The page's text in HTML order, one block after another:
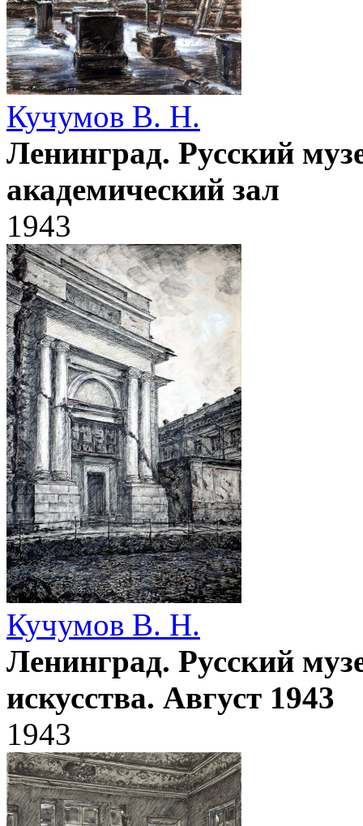
Кучумов В. Н.
Ленинград. Русский
академический зал
1943
Кучумов В. Н.
Ленинград. Русский
искусства. Август 1943
1943